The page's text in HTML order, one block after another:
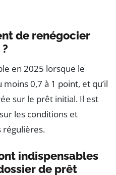
de renégocier
en 2025 lorsque le
0,7 à 1 point, et qu’il
sur le prêt initial. Il est
les conditions et
régulières.
indispensables
de prêt